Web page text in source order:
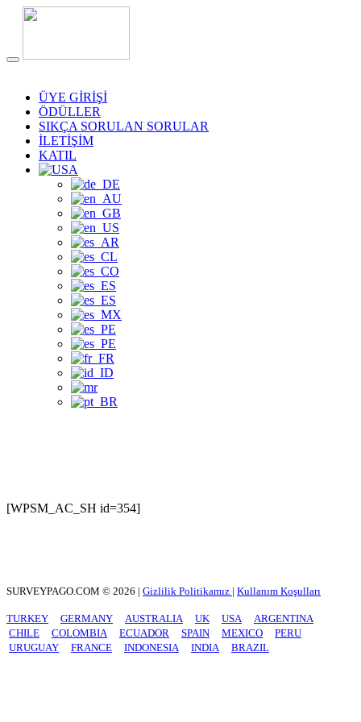
ÜYE GİRİŞİ
ÖDÜLLER
SIKÇA SORULAN SORULAR
İLETİŞİM
KATIL
[WPSM_AC_SH id=354]
SURVEYPAGO.COM © 2026 | Gizlilik Politikamız | Kullanım Koşulları
TURKEY GERMANY AUSTRALIA UK USA
ARGENTINA
CHILE
COLOMBIA ECUADOR SPAIN MEXICO
PERU
URUGUAY
FRANCE INDONESIA INDIA BRAZIL